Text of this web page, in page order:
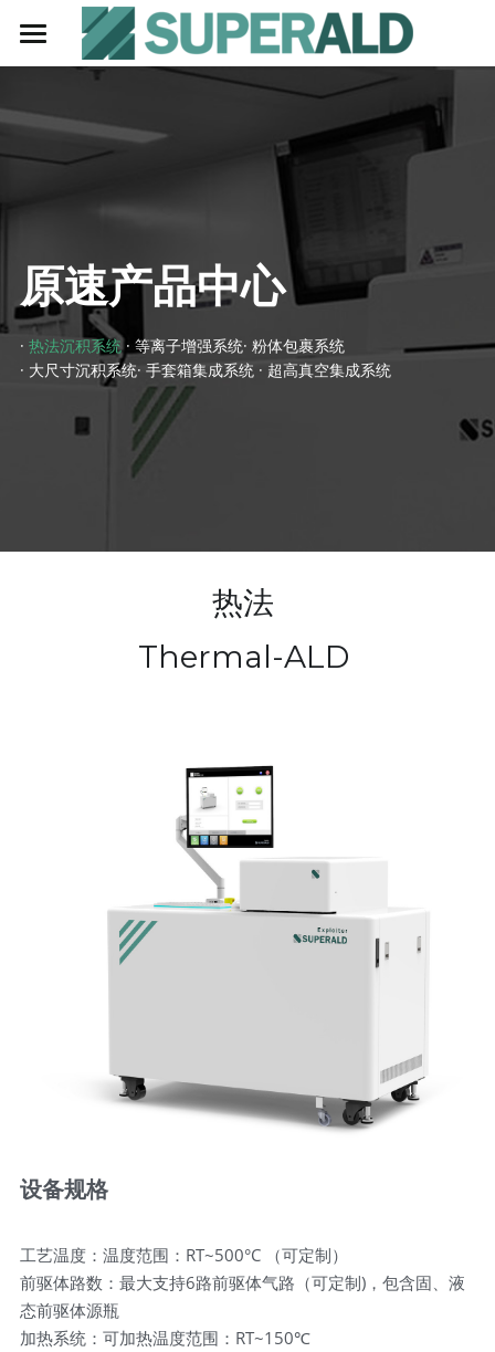
首页
技术介绍
· 太阳能电池
· 催化
· 锂电池
· 生物医疗
· OLED
Exploiter系列ALD设备
— 热法沉积系统
— 等离子增强系统
— 手套箱集成系统
— 粉体包裹系统
— 超高真空集成系统
技术与服务
关于我们
招贤纳士
联系我们
原速产品中心
· 热法沉积系统 · 等离子增强系统· 粉体包裹系统
· 大尺寸沉积系统· 手套箱集成系统 · 超高真空集成系统
热法
Thermal-ALD
设备规格
工艺温度：温度范围：RT~500°C （可定制）
前驱体路数：最大支持6路前驱体气路（可定制)，包含固、液
态前驱体源瓶
加热系统：可加热温度范围：RT~150℃